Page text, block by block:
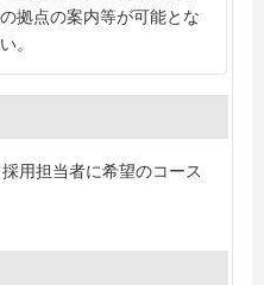
拠点の案内等が可能とな
。
用担当者に希望のコース